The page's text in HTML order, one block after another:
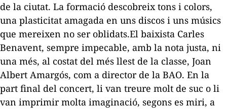
de la ciutat. La formació descobreix tons i colors,
una plasticitat amagada en uns discos i uns músics
que mereixen no ser oblidats.El baixista Carles
Benavent, sempre impecable, amb la nota justa, ni
una més, al costat del més llest de la classe, Joan
Albert Amargós, com a director de la BAO. En la
part final del concert, li van treure molt de suc o li
van imprimir molta imaginació, segons es miri, a